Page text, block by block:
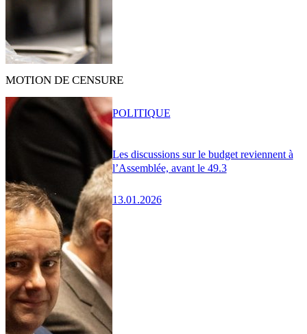
MOTION DE CENSURE
Les discussions sur le budget reviennent à
l’Assemblée, avant le 49.3
13.01.2026
POLITIQUE